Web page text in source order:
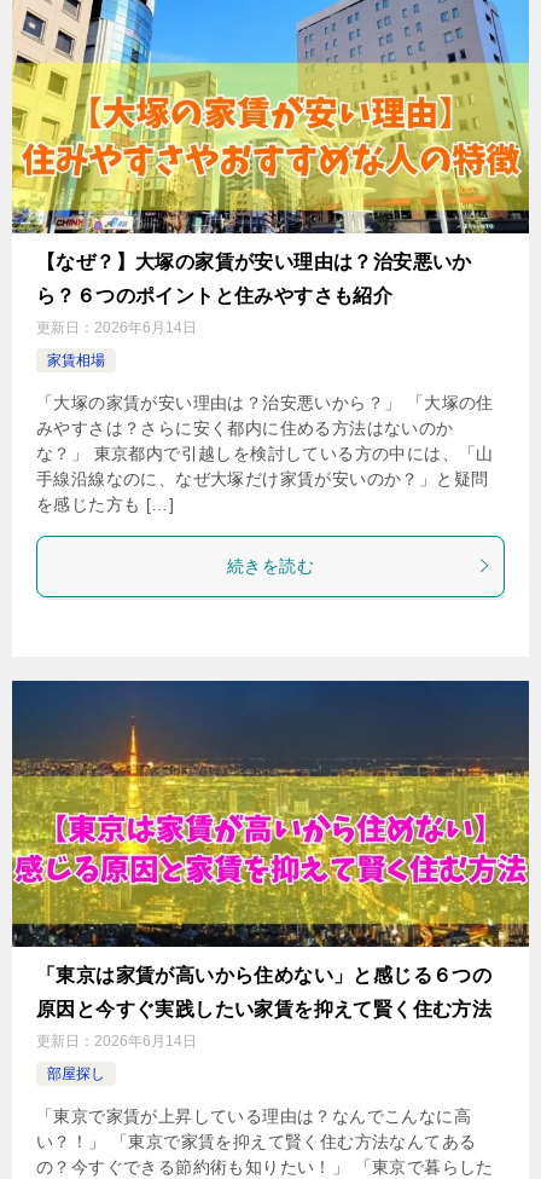
【なぜ？】大塚の家賃が安い理由は？治安悪いか
ら？６つのポイントと住みやすさも紹介
更新日： 2026年6月14日
家賃相場
「大塚の家賃が安い理由は？治安悪いから？」 「大塚の住
みやすさは？さらに安く都内に住める方法はないのか
な？」 東京都内で引越しを検討している方の中には、「山
手線沿線なのに、なぜ大塚だけ家賃が安いのか？」と疑問
を感じた方も […]
続きを読む
「東京は家賃が高いから住めない」と感じる６つの
原因と今すぐ実践したい家賃を抑えて賢く住む方法
更新日： 2026年6月14日
部屋探し
「東京で家賃が上昇している理由は？なんでこんなに高
い？！」 「東京で家賃を抑えて賢く住む方法なんてある
の？今すぐできる節約術も知りたい！」 「東京で暮らした